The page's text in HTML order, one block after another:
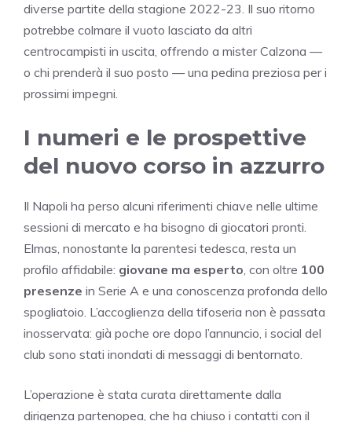
diverse partite della stagione 2022-23. Il suo ritorno
potrebbe colmare il vuoto lasciato da altri
centrocampisti in uscita, offrendo a mister Calzona —
o chi prenderà il suo posto — una pedina preziosa per i
prossimi impegni.
I numeri e le prospettive
del nuovo corso in azzurro
Il Napoli ha perso alcuni riferimenti chiave nelle ultime
sessioni di mercato e ha bisogno di giocatori pronti.
Elmas, nonostante la parentesi tedesca, resta un
profilo affidabile: giovane ma esperto, con oltre 100
presenze in Serie A e una conoscenza profonda dello
spogliatoio. L’accoglienza della tifoseria non è passata
inosservata: già poche ore dopo l’annuncio, i social del
club sono stati inondati di messaggi di bentornato.
L’operazione è stata curata direttamente dalla
dirigenza partenopea, che ha chiuso i contatti con il